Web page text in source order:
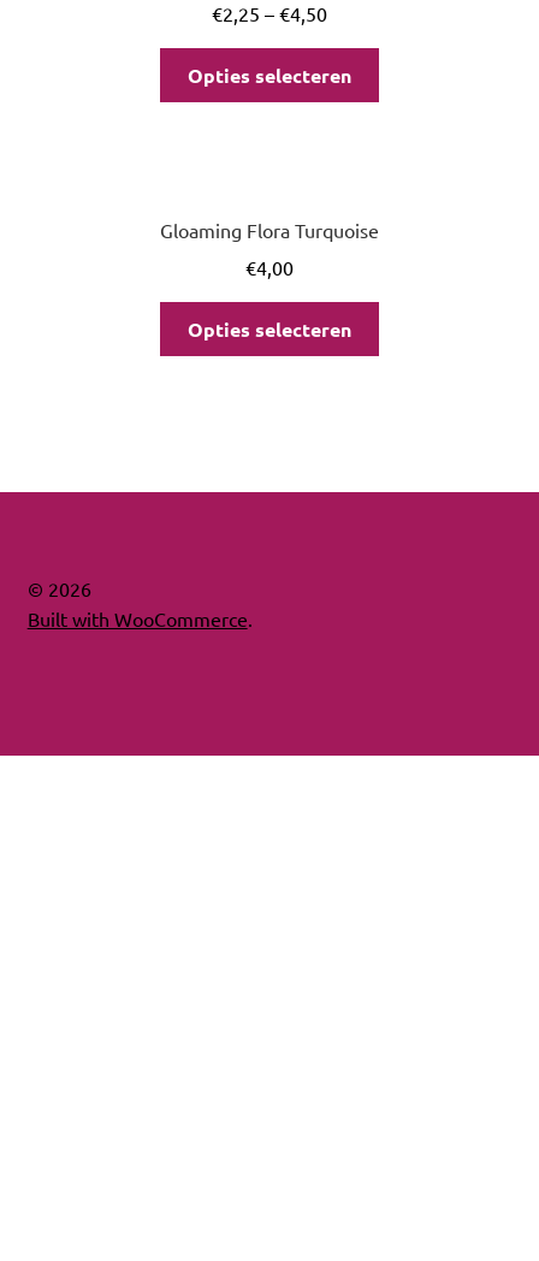
€2,25 – €4,50
Opties selecteren
Gloaming Flora Turquoise
€4,00
Opties selecteren
© 2026
Built with WooCommerce